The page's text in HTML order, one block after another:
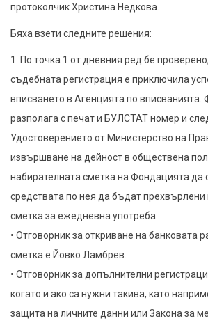
протоколчик Христина Недкова.
Бяха взети следните решения:
1. По точка 1 от дневния ред бе
съдебната регистрация е приключила
вписването в Агенцията по вписванията.
разполага с печат и БУЛСТАТ номер и
Удостоверението от Министерство на
извършване на дейност в обществена
набирателната сметка на Фондацията да
средствата по нея да бъдат
сметка за ежедневна употреба.
• Отговорник за откриване на банковата
сметка е Йовко Ламбрев.
• Отговорник за допълнителни
когато и ако са нужни такива, като
защита на личните данни или Закона за